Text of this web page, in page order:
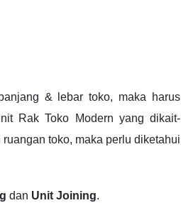
& lebar toko, maka harus
Rak Toko Modern yang dikait-
toko, maka perlu diketahui
dan Unit Joining.